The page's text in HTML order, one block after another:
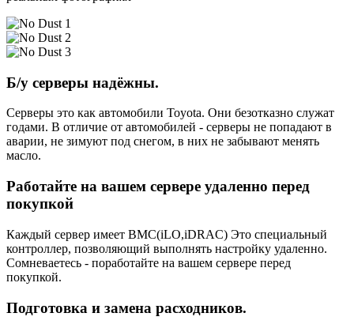
Б/у серверы надёжны.
Серверы это как автомобили Toyota. Они безотказно служат
годами. В отличие от автомобилей - серверы не попадают в
аварии, не зимуют под снегом, в них не забывают менять
масло.
Работайте на вашем сервере удаленно перед
покупкой
Каждый сервер имеет BMC(iLO,iDRAC) Это специальный
контроллер, позволяющий выполнять настройку удаленно.
Сомневаетесь - поработайте на вашем сервере перед
покупкой.
Подготовка и замена расходников.